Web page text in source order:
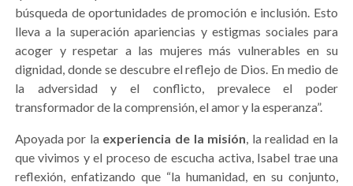
búsqueda de oportunidades de promoción e inclusión. Esto
lleva a la superación apariencias y estigmas sociales para
acoger y respetar a las mujeres más vulnerables en su
dignidad, donde se descubre el reflejo de Dios. En medio de
la adversidad y el conflicto, prevalece el poder
transformador de la comprensión, el amor y la esperanza”.
Apoyada por la experiencia de la misión , la realidad en la
que vivimos y el proceso de escucha activa, Isabel trae una
reflexión, enfatizando que “la humanidad, en su conjunto,